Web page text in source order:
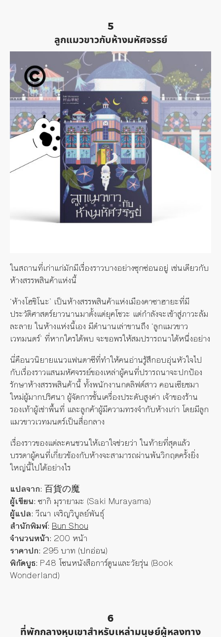
5
ลูกแมวขาวกับห้างมหัศจรรย์
ในสถานที่เก่าแก่มักมีเรื่องราวบางอย่างซุกซ่อนอยู่ เช่นเดียวกับ
ห้างสรรพสินค้าแห่งนี้
‘ห้างโฮชิโนะ’ เป็นห้างสรรพสินค้าแห่งเมืองคาซาฮายะที่มี
ประวัติศาสตร์ยาวนานมาตั้งแต่ยุคโชวะ แต่กำลังจะเข้าสู่ภาวะล้ม
ละลาย ในห้างแห่งนี้เอง มีตำนานเล่าขานถึง ‘ลูกแมวขาว
เวทมนตร์’ ที่หากใครได้พบ จะขอพรให้สมปรารถนาได้หนึ่งอย่าง
นี่คือนวนิยายแนวแฟนตาซีที่ทำให้คนอ่านรู้สึกอบอุ่นหัวใจไป
กับเรื่องราวแสนมหัศจรรย์ของเหล่าผู้คนที่ปรารถนาจะปกป้อง
รักษาห้างสรรพสินค้านี้ ทั้งพนักงานกดลิฟต์สาว คอนเซียชมา
ใหม่ผู้มากปริศนา ผู้จัดการชั้นเครื่องประดับสูงค่า เจ้าของร้าน
รองเท้าผู้เช่าพื้นที่ และลูกค้าผู้มีความทรงจำกับห้างเก่า โดยมีลูก
แมวขาวเวทมนตร์เป็นสื่อกลาง
เรื่องราวของแต่ละคนชวนให้เอาใจช่วยว่า ในท้ายที่สุดแล้ว
บรรดาผู้คนที่เกี่ยวข้องกับห้างจะสามารถผ่านพ้นวิกฤตครั้งยิ่ง
ใหญ่นี้ไปได้อย่างไร
แปลจาก: 百貨の魔
ผู้เขียน: ซากิ มุรายามะ (Saki Murayama)
ผู้แปล: วีณา เจริญวิบูลย์พันธุ์
สำนักพิมพ์: Bun Shou
จำนวนหน้า: 200 หน้า
ราคาปก: 295 บาท (ปกอ่อน)
พิกัดบูธ: P48 โซนหนังสือการ์ตูนและวัยรุ่น (Book
Wonderland)
6
ที่พักกลางหุบเขาสำหรับเหล่ามนุษย์ผู้หลงทาง